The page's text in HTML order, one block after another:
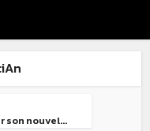
son nouvel...